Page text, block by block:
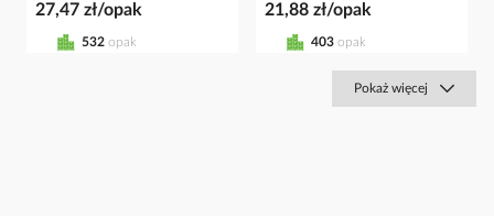
27,47 zł/opak
532 opak
21,88 zł/opak
403 opak
Pokaż więcej